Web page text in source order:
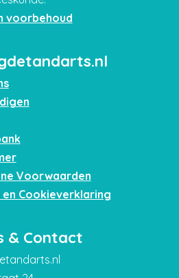
voorbehoud
Voorwaarden
en Cookieverklaring
& Contact